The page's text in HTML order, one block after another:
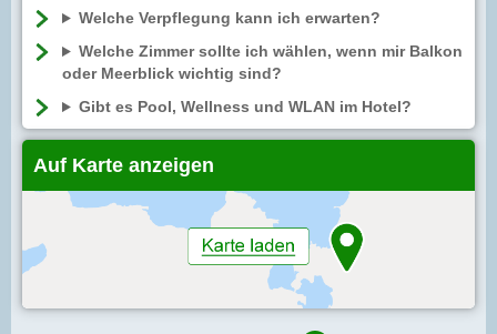
Welche Verpflegung kann ich erwarten?
Welche Zimmer sollte ich wählen, wenn mir Balkon
oder Meerblick wichtig sind?
Gibt es Pool, Wellness und WLAN im Hotel?
Auf Karte anzeigen